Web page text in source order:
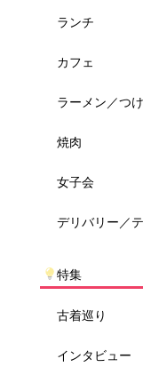
ランチ
カフェ
ラーメン／つ
焼肉
女子会
デリバリー／
特集
古着巡り
インタビュー